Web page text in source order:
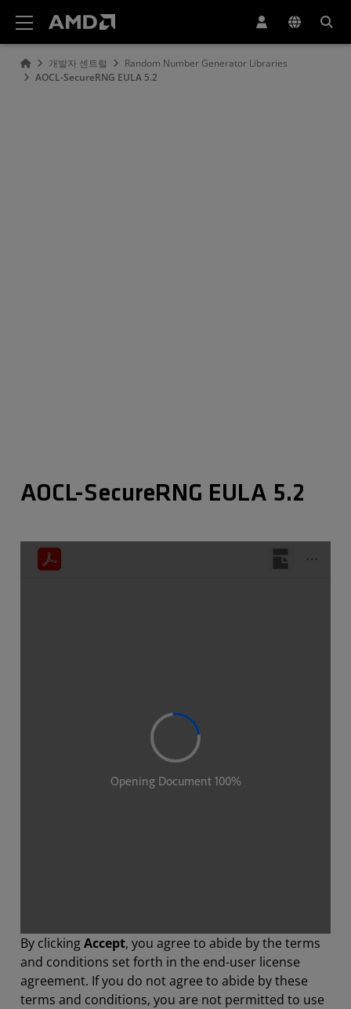
개발자 센트럴
Random Number Generator Libraries
AOCL-SecureRNG EULA 5.2
AOCL-SecureRNG EULA 5.2
By clickingAccept, you agree to abide by the terms
and conditions set forth in the end-user license
agreement. If you do not agree to abide by these
terms and conditions, you are not permitted to use